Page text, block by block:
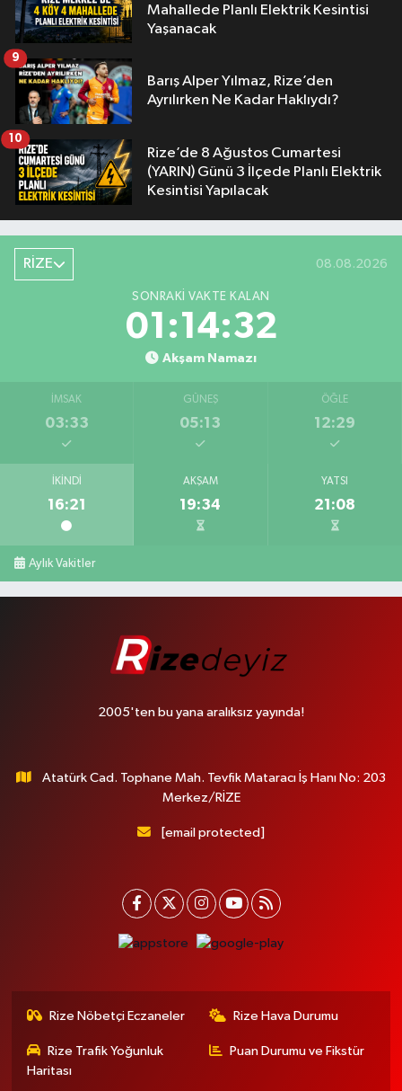
Mahallede Planlı Elektrik Kesintisi
Yaşanacak
Barış Alper Yılmaz, Rize’den
Ayrılırken Ne Kadar Haklıydı?
9
Rize’de 8 Ağustos Cumartesi
(YARIN) Günü 3 İlçede Planlı Elektrik
Kesintisi Yapılacak
10
RİZE 08.08.2026
SONRAKI VAKTE KALAN
01:14:32
Akşam Namazı
İMSAK
03:33
GÜNEŞ
05:13
ÖĞLE
12:29
İKINDI
16:21
AKŞAM
19:34
YATSI
21:08
Aylık Vakitler
2005'ten bu yana aralıksız yayında!
Atatürk Cad. Tophane Mah. Tevfik Mataracı İş Hanı No: 203
Merkez/RİZE
[email protected]
Rize Nöbetçi Eczaneler Rize Hava Durumu
Rize Trafik Yoğunluk
Haritası
Puan Durumu ve Fikstür